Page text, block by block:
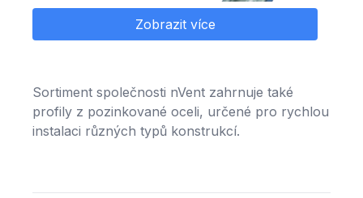
Zobrazit více
Sortiment společnosti nVent zahrnuje také
profily z pozinkované oceli, určené pro rychlou
instalaci různých typů konstrukcí.